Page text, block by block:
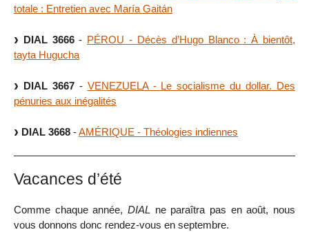
totale : Entretien avec María Gaitán
DIAL 3666- PÉROU - Décès d’Hugo Blanco : À bientôt,
tayta Hugucha
DIAL 3667- VENEZUELA - Le socialisme du dollar. Des
pénuries aux inégalités
DIAL 3668 -AMÉRIQUE - Théologies indiennes
Vacances d’été
Comme chaque année, DIAL ne paraîtra pas en août, nous
vous donnons donc rendez-vous en septembre.